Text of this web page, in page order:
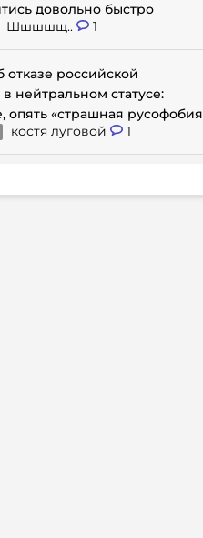
довольно быстро
Шшшшщ.. 1
российской
нейтральном статусе:
опять «страшная русофобия
костя луговой 1